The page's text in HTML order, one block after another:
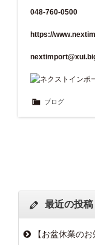
048-760-0500
https://
ブログ
最近の投稿
【お盆休業のお